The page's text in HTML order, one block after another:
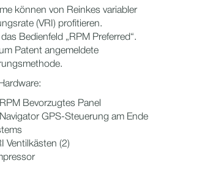
können von Reinkes variabler
(VRI) profitieren.
Bedienfeld „RPM Preferred“.
Patent angemeldete
Bevorzugtes Panel
GPS-Steuerung am Ende
Ventilkästen (2)